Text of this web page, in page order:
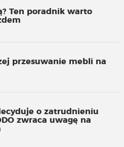
Ten poradnik warto
przesuwanie mebli na
o zatrudnieniu
zwraca uwagę na